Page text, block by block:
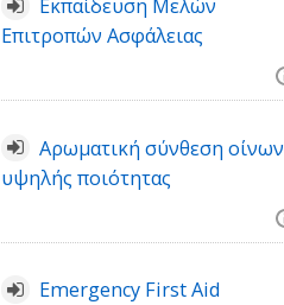
Εκπαίδευση Μελών
Επιτροπών Ασφάλειας
Αρωματική σύνθεση οίνων
υψηλής ποιότητας
Emergency First Aid